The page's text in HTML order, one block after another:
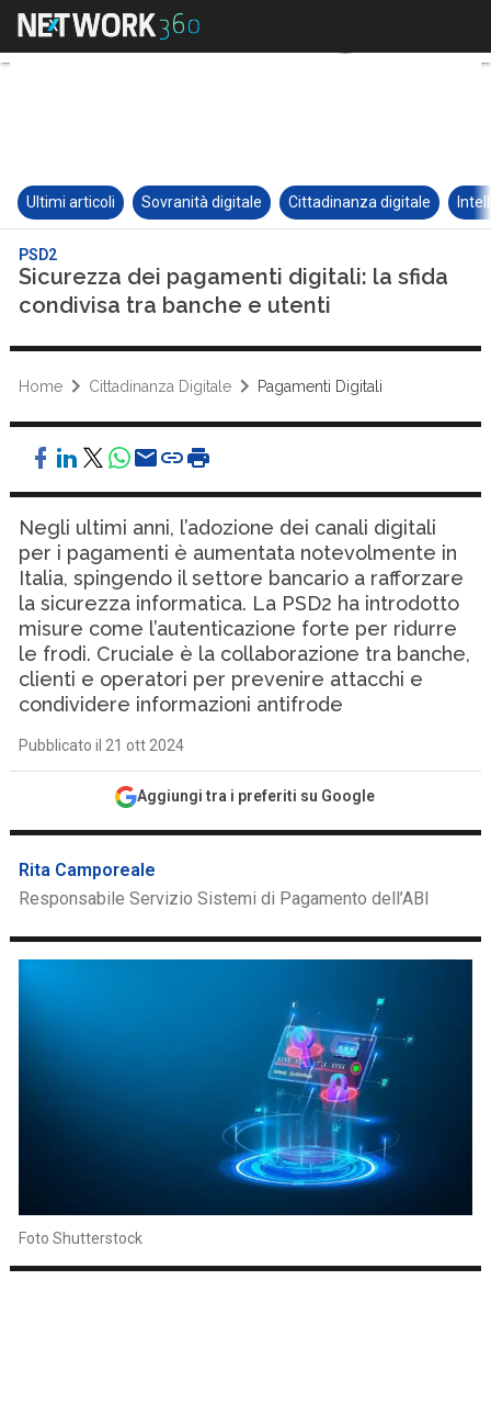
Ultimi articoli Sovranità digitale Cittadinanza digitale
PSD2
Sicurezza dei pagamenti digitali: la sfida
condivisa tra banche e utenti
Home Cittadinanza Digitale Pagamenti Digitali
Negli ultimi anni, l’adozione dei canali digitali
per i pagamenti è aumentata notevolmente in
Italia, spingendo il settore bancario a rafforzare
la sicurezza informatica. La PSD2 ha introdotto
misure come l’autenticazione forte per ridurre
le frodi. Cruciale è la collaborazione tra banche,
clienti e operatori per prevenire attacchi e
condividere informazioni antifrode
Pubblicato il 21 ott 2024
Aggiungi tra i preferiti su Google
Rita Camporeale
Responsabile Servizio Sistemi di Pagamento dell’ABI
Foto Shutterstock